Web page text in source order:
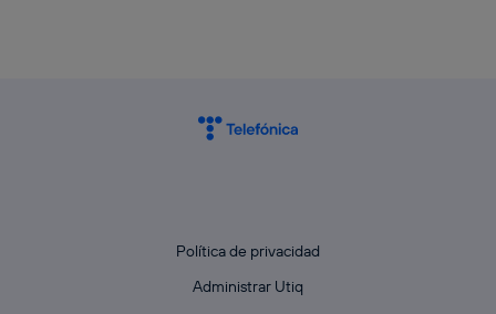
Política de privacidad
Administrar Utiq